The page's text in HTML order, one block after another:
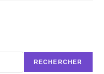
RECHERCHER